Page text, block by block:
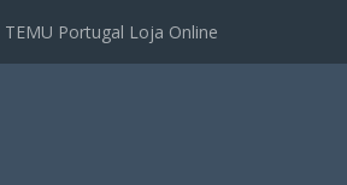
TEMU Portugal Loja Online